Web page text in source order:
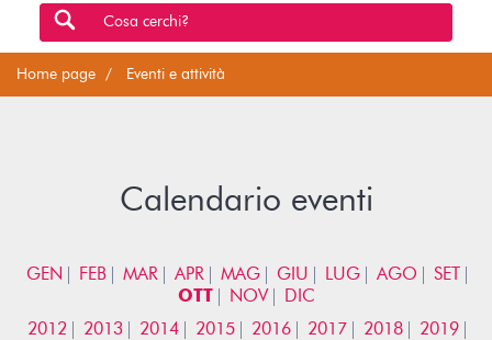
Cosa cerchi?
Home page Eventi e attività
Calendario eventi
GEN FEB MAR APR MAG GIU LUG AGO
SET
OTT
NOV
DIC
2012
2013 2014 2015 2016 2017 2018
2019